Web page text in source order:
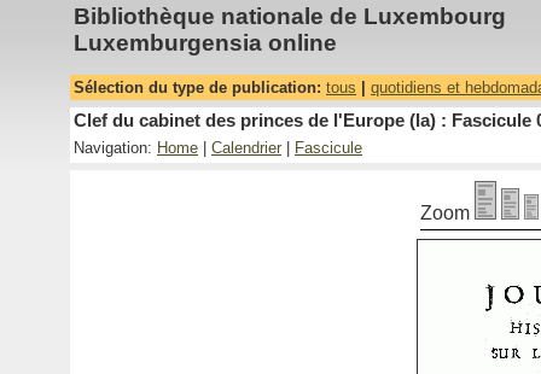
Bibliothèque nationale de Luxembourg
Luxemburgensia online
Sélection du type de publication: tous quotidiens et
Clef du cabinet des princes de l'Europe (la) : Fascicule
Navigation: Home Calendrier Fascicule
Zoom